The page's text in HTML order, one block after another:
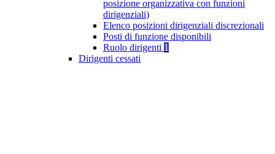
posizione organizzativa con funzioni
dirigenziali)
Elenco posizioni dirigenziali discrezionali
Posti di funzione disponibili
Ruolo dirigenti 1
Dirigenti cessati